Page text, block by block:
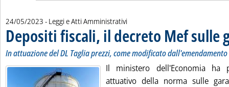
24/05/2023 - Leggi e Atti Amministrativi
Depositi fiscali, il decreto Mef sulle
In attuazione del DL Taglia prezzi, come modificato
Il ministero dell'Economia ha
attuativo della norma sulle